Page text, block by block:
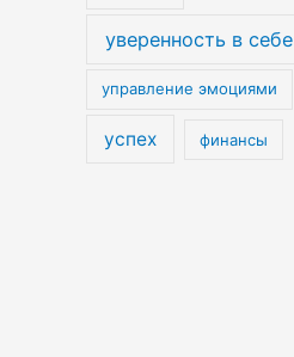
уверенность в себе
управление эмоциями
успех финансы